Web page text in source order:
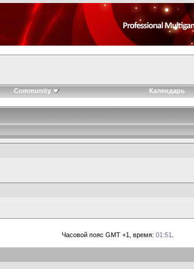
Community Календарь
Часовой пояс GMT +1, время: 01:51